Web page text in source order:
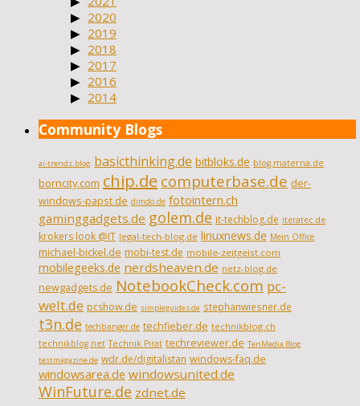
2020
2019
2018
2017
2016
2014
Community Blogs
ai-trends.blog basicthinking.de bitbloks.de blog.materna.de
borncity.com chip.de computerbase.de der-
windows-papst.de dimdo.de fotointern.ch
gaminggadgets.de golem.de it-techblog.de iteratec.de
krokers look @IT legal-tech-blog.de linuxnews.de Mein Office
michael-bickel.de mobi-test.de mobile-zeitgeist.com
mobilegeeks.de nerdsheaven.de netz-blog.de
newgadgets.de NotebookCheck.com pc-
welt.de pcshow.de simpleguides.de stephanwiesner.de
t3n.de techbanger.de techfieber.de technikblog.ch
technikblog.net Technik Pirat techreviewer.de TenMedia Blog
testmagazine.de wdr.de/digitalistan windows-faq.de
windowsarea.de windowsunited.de
WinFuture.de zdnet.de